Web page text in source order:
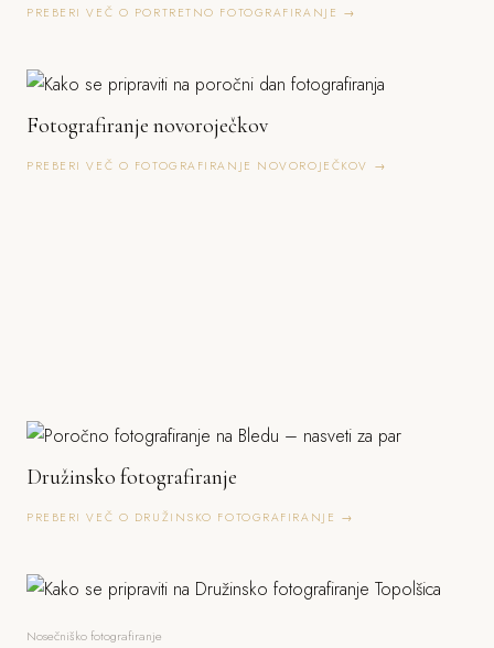
PREBERI VEČ O PORTRETNO FOTOGRAFIRANJE →
Fotografiranje novoroječkov
PREBERI VEČ O FOTOGRAFIRANJE NOVOROJEČKOV →
Družinsko fotografiranje
PREBERI VEČ O DRUŽINSKO FOTOGRAFIRANJE →
Nosečniško fotografiranje